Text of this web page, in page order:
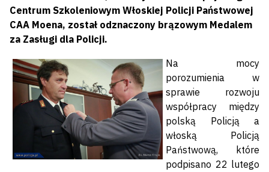
Centrum Szkoleniowym Włoskiej Policji Państwowej
CAA Moena, został odznaczony brązowym Medalem
za Zasługi dla Policji.
Na mocy
porozumienia w
sprawie rozwoju
współpracy między
polską Policją a
włoską Policją
Państwową, które
podpisano 22 lutego